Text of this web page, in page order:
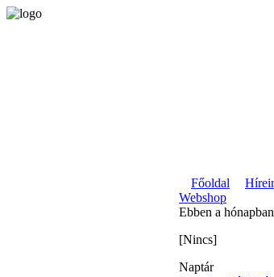
Főoldal
Webshop
Ebben a
[Nincs]
Naptár